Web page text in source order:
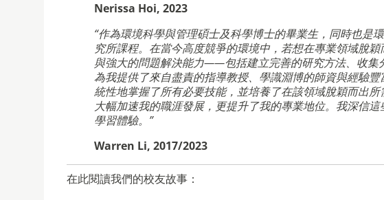
Nerissa Hoi, 2023
“作為環境科學與管理碩士及科學博士的畢業生，同時也是
究所課程。在當今高度競爭的環境中，若想在專業領域脫
與強大的問題解決能力——包括建立完善的研究方法、收集
為我提供了來自盡責的指導教授、學識淵博的師資與經驗
統性地掌握了所有必要技能，並培養了在該領域脫穎而出
大幅加速我的職涯發展，更提升了我的專業地位。我深信
學習體驗。”
Warren Li, 2017/2023
在此閱讀我們的校友故事：